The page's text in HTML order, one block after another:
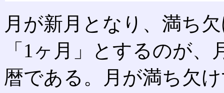
月が新月となり、満ち
「1ヶ月」とするのが
暦である。月が満ち欠